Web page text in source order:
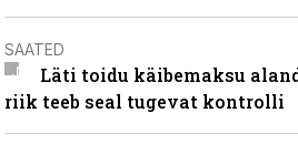
SAATED
Läti toidu käibemaksu
riik teeb seal tugevat kontrolli